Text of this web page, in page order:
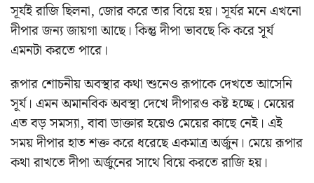
সূর্যই রাজি ছিলনা, জোর করে তার বিয়ে হয়। সূর্যর মনে এখনো
দীপার জন্য জায়গা আছে। কিন্তু দীপা ভাবছে কি করে সূর্য
এমনটা করতে পারে।
রূপার শোচনীয় অবস্থার কথা শুনেও রূপাকে দেখতে আসেনি
সূর্য। এমন অমানবিক অবস্থা দেখে দীপারও কষ্ট হচ্ছে। মেয়ের
এত বড় সমস্যা, বাবা ডাক্তার হয়েও মেয়ের কাছে নেই। এই
সময় দীপার হাত শক্ত করে ধরেছে একমাত্র অর্জুন। মেয়ে রূপার
কথা রাখতে দীপা অর্জুনের সাথে বিয়ে করতে রাজি হয়।